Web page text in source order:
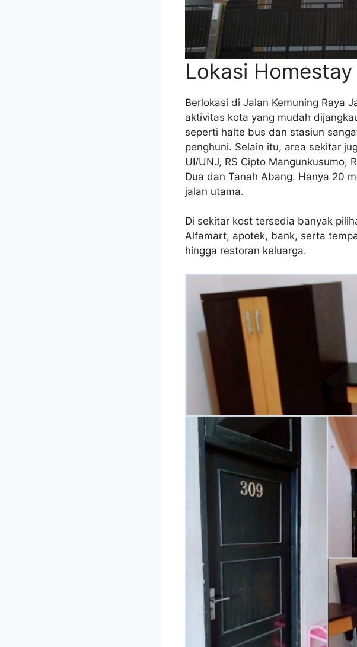
Lokasi
Berlokasi di Jalan Kemuning Raya
aktivitas kota yang mudah
seperti halte bus dan stasiun
penghuni. Selain itu, area sekitar
UI/UNJ, RS Cipto Mangunkusumo,
Dua dan Tanah Abang. Hanya 20
jalan utama.
Di sekitar kost tersedia banyak
Alfamart, apotek, bank, serta
hingga restoran keluarga.